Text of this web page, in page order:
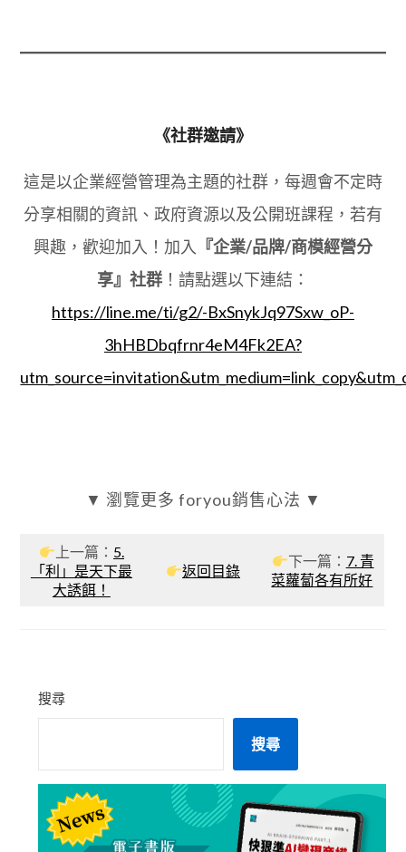
《社群邀請》
這是以企業經營管理為主題的社群，每週會不定時
分享相關的資訊、政府資源以及公開班課程，若有
興趣，歡迎加入！加入 『企業/品牌/商模經營分
享』社群 ！請點選以下連結：
https://line.me/ti/g2/-BxSnykJq97Sxw_oP-
3hHBDbqfrnr4eM4Fk2EA?
▼ 瀏覽更多 foryou銷售心法 ▼
上一篇： 5.
「利」是天下最
大誘餌！
返回目錄
下一篇： 7. 青
菜蘿蔔各有所好
搜尋
搜尋